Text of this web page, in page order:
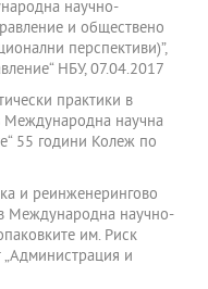
научно-
и обществено
перспективи)”,
НБУ, 07.04.2017
практики в
Международна научна
55 години Колеж по
и реинженерингово
Международна научно-
им. Риск
„Администрация и